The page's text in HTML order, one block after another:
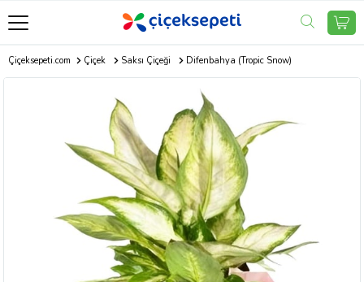
Çiçeksepeti.com Çiçek Saksı Çiçeği Difenbahya (Tropic Snow)